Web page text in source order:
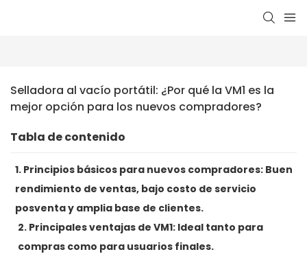
Selladora al vacío portátil: ¿Por qué la VM1 es la
mejor opción para los nuevos compradores?
Tabla de contenido
1. Principios básicos para nuevos compradores: Buen
rendimiento de ventas, bajo costo de servicio
posventa y amplia base de clientes.
2. Principales ventajas de VM1: Ideal tanto para
compras como para usuarios finales.